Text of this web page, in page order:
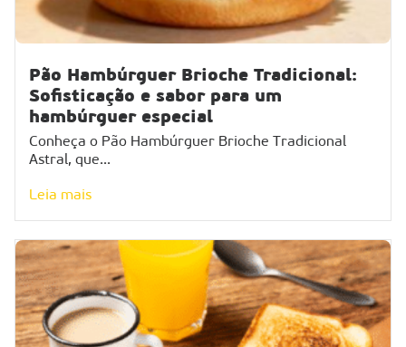
Pão Hambúrguer Brioche Tradicional:
Sofisticação e sabor para um
hambúrguer especial
Conheça o Pão Hambúrguer Brioche Tradicional
Astral, que...
Leia mais